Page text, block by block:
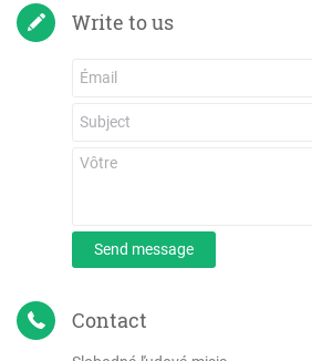
Write to us
Send message
Contact